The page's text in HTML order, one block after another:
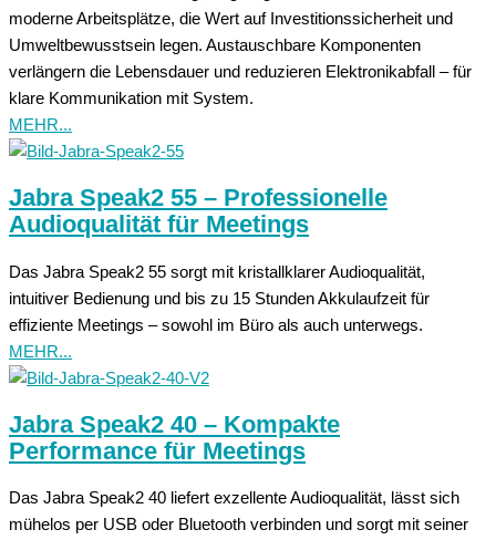
moderne Arbeitsplätze, die Wert auf Investitionssicherheit und
Umweltbewusstsein legen. Austauschbare Komponenten
verlängern die Lebensdauer und reduzieren Elektronikabfall – für
klare Kommunikation mit System.
MEHR...
Jabra Speak2 55 – Professionelle
Audioqualität für Meetings
Das Jabra Speak2 55 sorgt mit kristallklarer Audioqualität,
intuitiver Bedienung und bis zu 15 Stunden Akkulaufzeit für
effiziente Meetings – sowohl im Büro als auch unterwegs.
MEHR...
Jabra Speak2 40 – Kompakte
Performance für Meetings
Das Jabra Speak2 40 liefert exzellente Audioqualität, lässt sich
mühelos per USB oder Bluetooth verbinden und sorgt mit seiner